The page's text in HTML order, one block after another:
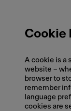
Cookie
A cookie is a
website –
browser to
remember
language
cookies are